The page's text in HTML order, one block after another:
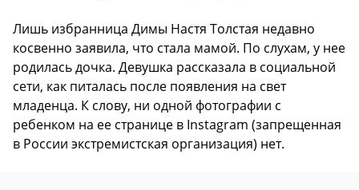
Лишь избранница Димы Настя Толстая недавно
косвенно заявила, что стала мамой. По слухам, у нее
родилась дочка. Девушка рассказала в социальной
сети, как питалась после появления на свет
младенца. К слову, ни одной фотографии с
ребенком на ее странице в Instagram (запрещенная
в России экстремистская организация) нет.